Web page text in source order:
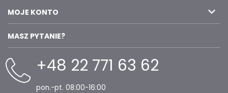
MOJE KONTO
MASZ PYTANIE?
+48 22 771 63 62
pon.-pt. 08:00-16:00